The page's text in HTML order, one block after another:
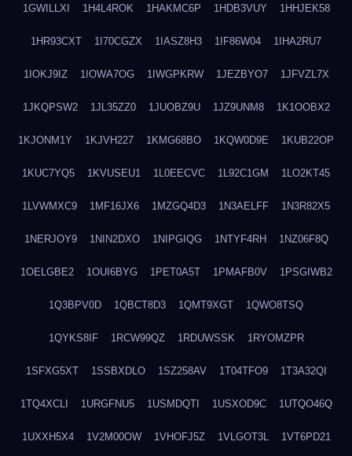
1GWILLXI 1H4L4ROK 1HAKMC6P 1HDB3VUY 1HHJEK58
1HR93CXT 1I70CGZX 1IASZ8H3 1IF86W04 1IHA2RU7
1IOKJ9IZ 1IOWA7OG 1IWGPKRW 1JEZBYO7 1JFVZL7X
1JKQPSW2 1JL35ZZ0 1JUOBZ9U 1JZ9UNM8 1K1OOBX2
1KJONM1Y 1KJVH227 1KMG68BO 1KQW0D9E 1KUB22OP
1KUC7YQ5 1KVUSEU1 1L0EECVC 1L92C1GM 1LO2KT45
1LVWMXC9 1MF16JX6 1MZGQ4D3 1N3AELFF 1N3R82X5
1NERJOY9 1NIN2DXO 1NIPGIQG 1NTYF4RH 1NZ06F8Q
1OELGBE2 1OUI6BYG 1PET0A5T 1PMAFB0V 1PSGIWB2
1Q3BPV0D 1QBCT8D3 1QMT9XGT 1QWO8TSQ
1QYKS8IF 1RCW99QZ 1RDUWSSK 1RYOMZPR
1SFXG5XT 1SSBXDLO 1SZ258AV 1T04TFO9 1T3A32QI
1TQ4XCLI 1URGFNU5 1USMDQTI 1USXOD9C 1UTQO46Q
1UXXH5X4 1V2M00OW 1VHOFJ5Z 1VLGOT3L 1VT6PD21